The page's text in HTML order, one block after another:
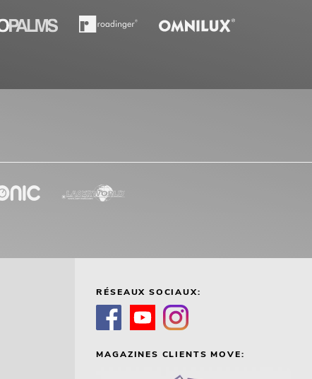
RÉSEAUX SOCIAUX:
MAGAZINES CLIENTS MOVE: